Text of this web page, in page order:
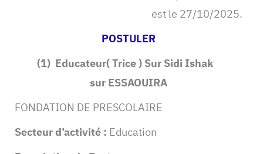
est le 27/10/2025.
POSTULER
(1) Educateur( Trice ) Sur Sidi Ishak
sur ESSAOUIRA
FONDATION DE PRESCOLAIRE
Secteur d’activité : Education